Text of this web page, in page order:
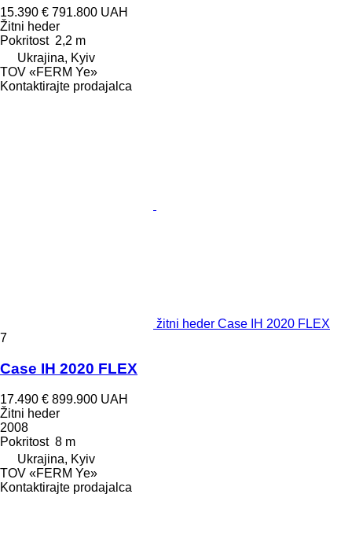
15.390 € 791.800 UAH
Žitni heder
Pokritost 2,2 m
Ukrajina, Kyiv
TOV «FERM Ye»
Kontaktirajte prodajalca
žitni heder Case IH 2020 FLEX
7
Case IH 2020 FLEX
17.490 € 899.900 UAH
Žitni heder
2008
Pokritost 8 m
Ukrajina, Kyiv
TOV «FERM Ye»
Kontaktirajte prodajalca